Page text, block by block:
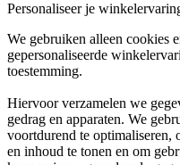
Personaliseer je
We gebruiken alleen cookies
gepersonaliseerde
toestemming.
Hiervoor verzamelen we
gedrag en apparaten. We
voortdurend te optimaliseren,
en inhoud te tonen en om